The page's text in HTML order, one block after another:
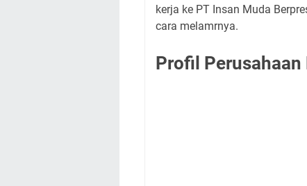
kerja ke PT Insan Muda
cara melamrnya.
Profil